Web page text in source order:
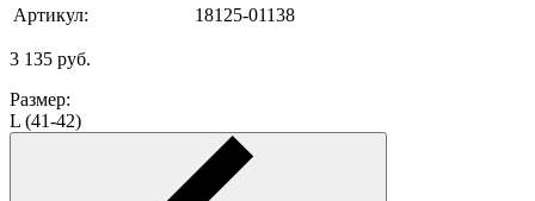
Артикул:
18125-01138
3 135 руб.
Размер:
L (41-42)